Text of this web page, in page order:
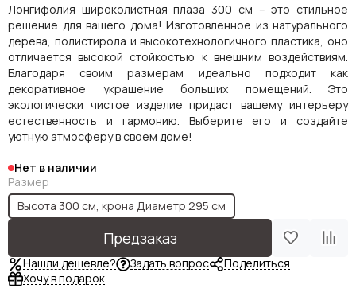
Лонгифолия широколистная плаза 300 см – это стильное
решение для вашего дома! Изготовленное из натурального
дерева, полистирола и высокотехнологичного пластика, оно
отличается высокой стойкостью к внешним воздействиям.
Благодаря своим размерам идеально подходит как
декоративное украшение больших помещений. Это
экологически чистое изделие придаст вашему интерьеру
естественность и гармонию. Выберите его и создайте
уютную атмосферу в своем доме!
Нет в наличии
Размер
Высота 300 см, крона Диаметр 295 см
Предзаказ
Нашли дешевле? Задать вопрос
Поделиться
Хочу в подарок